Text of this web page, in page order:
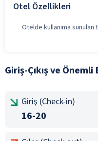
Otel Özellikleri
Otelde kullanıma
Giriş-Çıkış ve
Giriş (Check-in)
16-20